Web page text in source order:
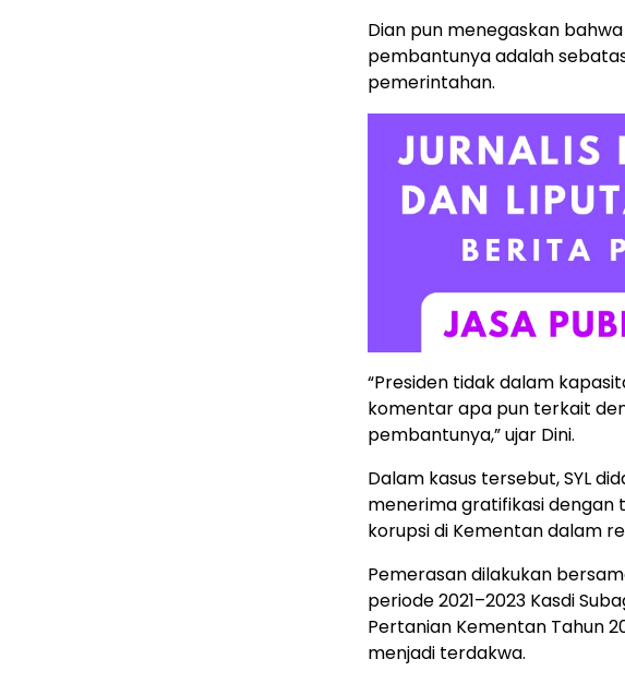
Dian pun menegaskan
pembantunya adalah
pemerintahan.
“Presiden tidak dalam
komentar apa pun terkait
pembantunya,” ujar Dini.
Dalam kasus tersebut, SYL
menerima gratifikasi dengan
korupsi di Kementan dalam
Pemerasan dilakukan
periode 2021–2023 Kasdi
Pertanian Kementan Tahun
menjadi terdakwa.